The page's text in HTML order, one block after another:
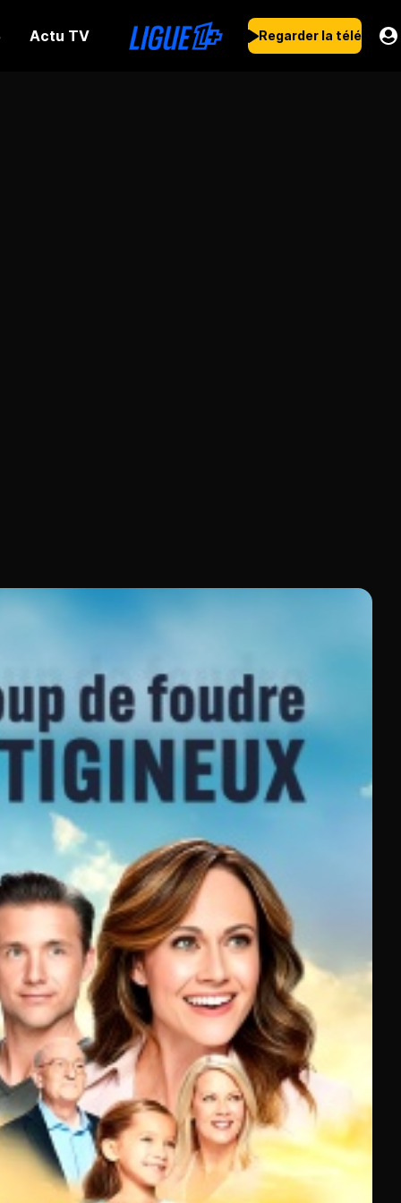
Actu TV Regarder la télé